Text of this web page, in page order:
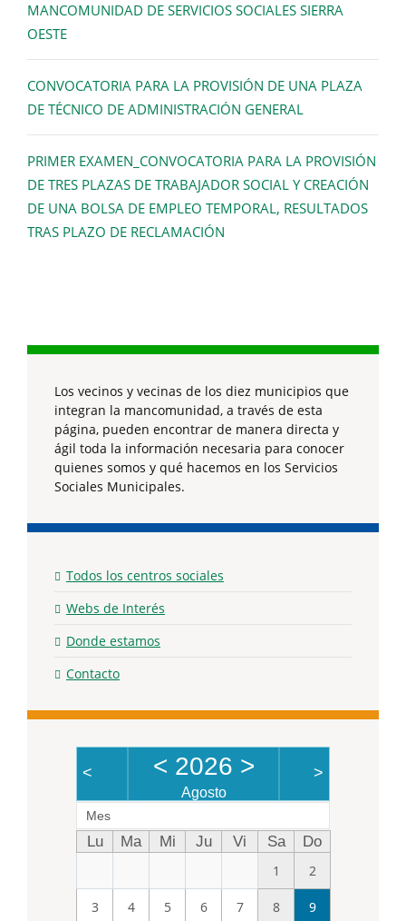
MANCOMUNIDAD DE SERVICIOS SOCIALES SIERRA
OESTE
CONVOCATORIA PARA LA PROVISIÓN DE UNA PLAZA
DE TÉCNICO DE ADMINISTRACIÓN GENERAL
PRIMER EXAMEN_CONVOCATORIA PARA LA PROVISIÓN
DE TRES PLAZAS DE TRABAJADOR SOCIAL Y CREACIÓN
DE UNA BOLSA DE EMPLEO TEMPORAL, RESULTADOS
TRAS PLAZO DE RECLAMACIÓN
Los vecinos y vecinas de los diez municipios que
integran la mancomunidad, a través de esta
página, pueden encontrar de manera directa y
ágil toda la información necesaria para conocer
quienes somos y qué hacemos en los Servicios
Sociales Municipales.
Todos los centros sociales
Webs de Interés
Donde estamos
Contacto
< < 2026 >
Agosto
>
Mes
Lu Ma Mi Ju Vi Sa
Do
1
2
3 4 5 6 7 8 9